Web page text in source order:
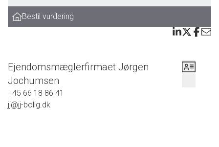
vaske-/tørrerum i naboblok. Gode P-forhold ved ejendommen.
Velfungerende ejerforening med god administration og god økonomi.
Bestil vurdering
Ejendomsmæglerfirmaet Jørgen
Jochumsen
+45 66 18 86 41
jj@jj-bolig.dk